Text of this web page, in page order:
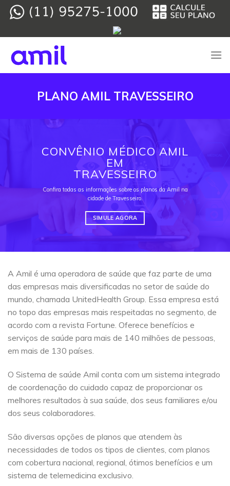
Skip
PLANO AMIL TRAVESSEIRO
CONVÊNIO MÉDICO AMIL
EM
TRAVESSEIRO
Confira todas as informações sobre os planos da Amil na
cidade de Travesseiro.
SIMULE AGORA
A Amil é uma operadora de saúde que faz parte de uma
das empresas mais diversificadas no setor de saúde do
mundo, chamada UnitedHealth Group. Essa empresa está
no topo das empresas mais respeitadas no segmento, de
acordo com a revista Fortune. Oferece benefícios e
serviços de saúde para mais de 140 milhões de pessoas,
em mais de 130 países.
O Sistema de saúde Amil conta com um sistema integrado
de coordenação do cuidado capaz de proporcionar os
melhores resultados à sua saúde, dos seus familiares e/ou
dos seus colaboradores.
São diversas opções de planos que atendem às
necessidades de todos os tipos de clientes, com planos
com cobertura nacional, regional, ótimos benefícios e um
sistema de telemedicina exclusivo.